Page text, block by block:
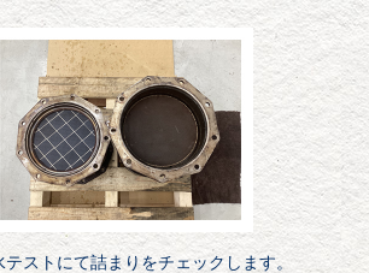
テストにて詰まりをチェックします。